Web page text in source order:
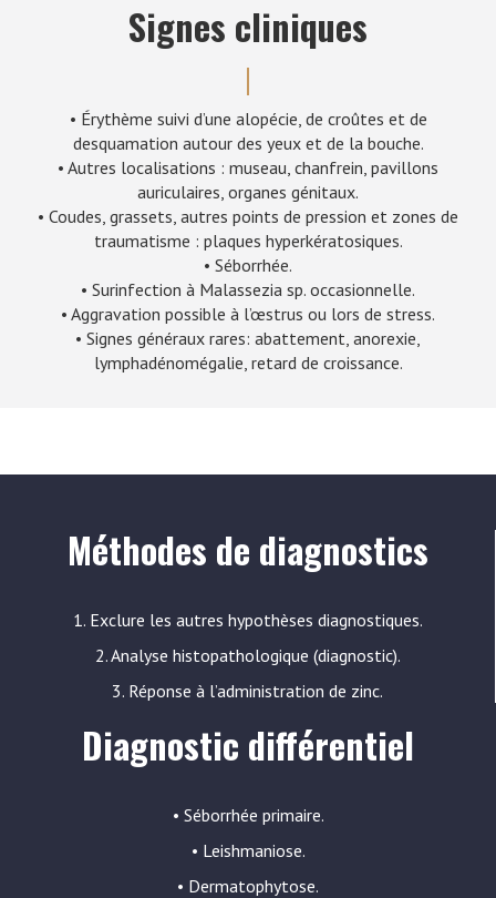
Signes cliniques
• Érythème suivi d’une alopécie, de croûtes et de
desquamation autour des yeux et de la bouche.
• Autres localisations : museau, chanfrein, pavillons
auriculaires, organes génitaux.
• Coudes, grassets, autres points de pression et zones de
traumatisme : plaques hyperkératosiques.
• Séborrhée.
• Surinfection à Malassezia sp. occasionnelle.
• Aggravation possible à l’œstrus ou lors de stress.
• Signes généraux rares: abattement, anorexie,
lymphadénomégalie, retard de croissance.
Méthodes de diagnostics
1. Exclure les autres hypothèses diagnostiques.
2. Analyse histopathologique (diagnostic).
3. Réponse à l’administration de zinc.
Diagnostic différentiel
• Séborrhée primaire.
• Leishmaniose.
• Dermatophytose.